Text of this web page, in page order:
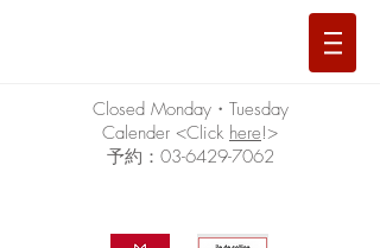
Closed Monday・Tuesday
Calender <Click here!>
予約：03-6429-7062